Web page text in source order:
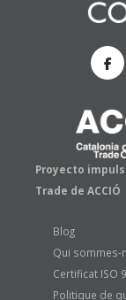
Proyecto
Trade de ACCIÓ
Blog
Qui sommes-
Certificat ISO
Politique de